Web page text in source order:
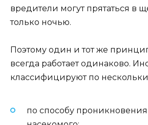
вредители могут прятаться в
только ночью.
Поэтому один и тот же
всегда работает одинаково.
классифицируют по
по способу